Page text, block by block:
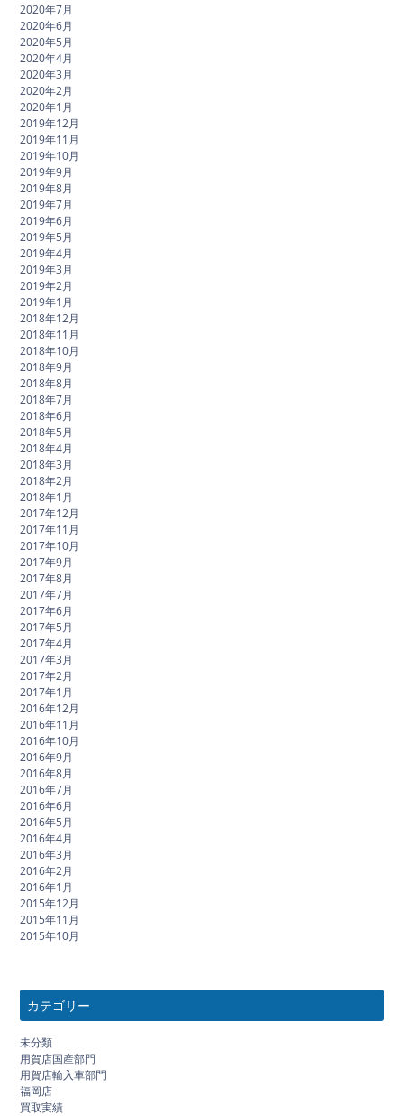
2020年7月
2020年6月
2020年5月
2020年4月
2020年3月
2020年2月
2020年1月
2019年12月
2019年11月
2019年10月
2019年9月
2019年8月
2019年7月
2019年6月
2019年5月
2019年4月
2019年3月
2019年2月
2019年1月
2018年12月
2018年11月
2018年10月
2018年9月
2018年8月
2018年7月
2018年6月
2018年5月
2018年4月
2018年3月
2018年2月
2018年1月
2017年12月
2017年11月
2017年10月
2017年9月
2017年8月
2017年7月
2017年6月
2017年5月
2017年4月
2017年3月
2017年2月
2017年1月
2016年12月
2016年11月
2016年10月
2016年9月
2016年8月
2016年7月
2016年6月
2016年5月
2016年4月
2016年3月
2016年2月
2016年1月
2015年12月
2015年11月
2015年10月
カテゴリー
未分類
用賀店国産部門
用賀店輸入車部門
福岡店
買取実績